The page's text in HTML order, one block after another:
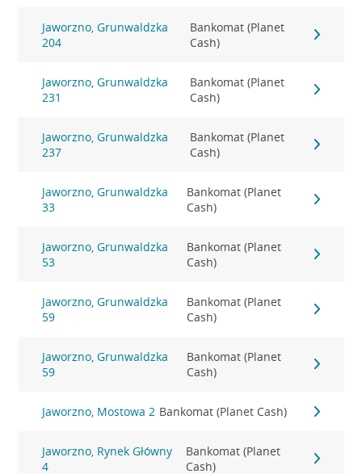
Jaworzno, Grunwaldzka
204
Bankomat (Planet
Cash)
Jaworzno, Grunwaldzka
231
Bankomat (Planet
Cash)
Jaworzno, Grunwaldzka
237
Bankomat (Planet
Cash)
Jaworzno, Grunwaldzka
33
Bankomat (Planet
Cash)
Jaworzno, Grunwaldzka
53
Bankomat (Planet
Cash)
Jaworzno, Grunwaldzka
59
Bankomat (Planet
Cash)
Jaworzno, Grunwaldzka
59
Bankomat (Planet
Cash)
Jaworzno, Mostowa 2 Bankomat (Planet Cash)
Jaworzno, Rynek Główny
4
Bankomat (Planet
Cash)